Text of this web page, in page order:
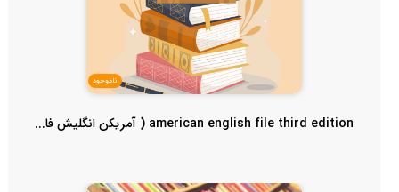
ناموجود
american english file third edition ( آمریکن انگلیش فا...